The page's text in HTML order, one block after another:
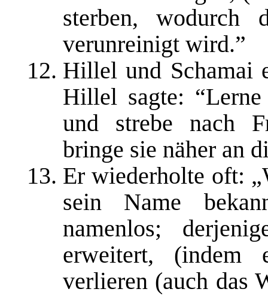
sterben, wodurch
verunreinigt wird.”
Hillel und Schamai
Hillel sagte:
und strebe nach
bringe sie näher an
Er wiederholte oft:
sein Name
namenlos;
erweitert,
verlieren (auch das